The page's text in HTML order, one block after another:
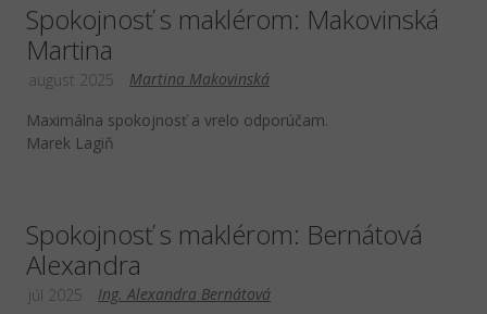
Spokojnosť s maklérom: Makovinská
Martina
Martina Makovinská
august 2025
Maximálna spokojnosť a vrelo odporúčam.
Marek Lagiň
Spokojnosť s maklérom: Bernátová
Alexandra
Ing. Alexandra Bernátová
júl 2025